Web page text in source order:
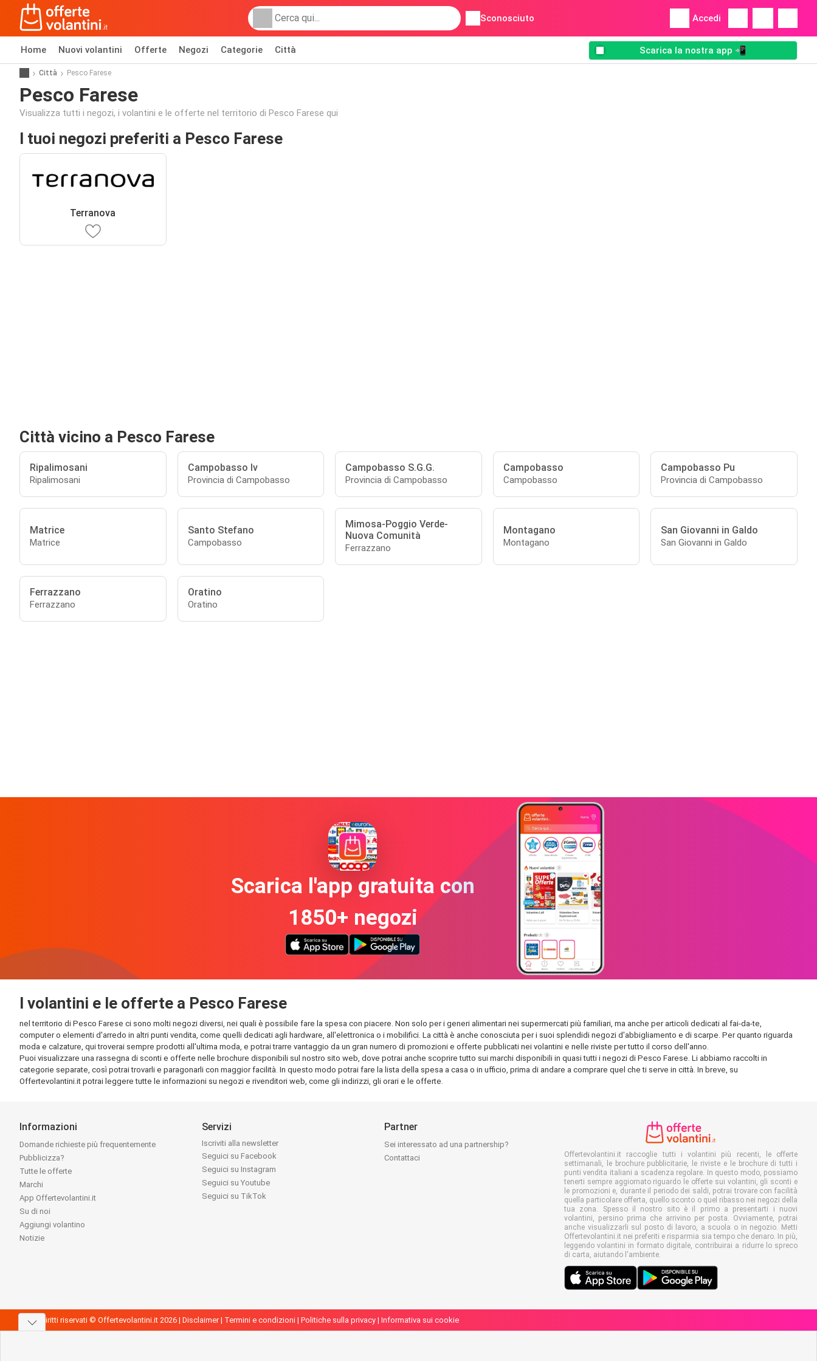
Sconosciuto Accedi
Home Nuovi volantini Offerte Negozi Categorie Città Scarica la nostra app 📲
Città Pesco Farese
Pesco Farese
Visualizza tutti i negozi, i volantini e le offerte nel territorio di Pesco Farese qui
I tuoi negozi preferiti a Pesco Farese
Terranova
Città vicino a Pesco Farese
Ripalimosani
Ripalimosani
Campobasso Iv
Provincia di Campobasso
Campobasso S.G.G.
Provincia di Campobasso
Campobasso
Campobasso
Campobasso Pu
Provincia di Campobasso
Matrice
Matrice
Santo Stefano
Campobasso
Mimosa-Poggio Verde-
Nuova Comunità
Ferrazzano
Montagano
Montagano
San Giovanni in Galdo
San Giovanni in Galdo
Ferrazzano
Ferrazzano
Oratino
Oratino
Scarica l'app gratuita con
1850+ negozi
I volantini e le offerte a Pesco Farese
nel territorio di Pesco Farese ci sono molti negozi diversi, nei quali è possibile fare la spesa con piacere. Non solo per i generi alimentari nei supermercati più familiari, ma anche per articoli dedicati al fai-da-te,
computer o elementi d'arredo in altri punti vendita, come quelli dedicati agli hardware, all'elettronica o i mobilifici. La città è anche conosciuta per i suoi splendidi negozi d'abbigliamento e di scarpe. Per quanto riguarda
moda e calzature, qui troverai sempre prodotti all'ultima moda, e potrai trarre vantaggio da un gran numero di promozioni e offerte pubblicati nei volantini e nelle riviste per tutto il corso dell'anno.
Puoi visualizzare una rassegna di sconti e offerte nelle brochure disponibili sul nostro sito web, dove potrai anche scoprire tutto sui marchi disponibili in quasi tutti i negozi di Pesco Farese. Li abbiamo raccolti in
categorie separate, così potrai trovarli e paragonarli con maggior facilità. In questo modo potrai fare la lista della spesa a casa o in ufficio, prima di andare a comprare quel che ti serve in città. In breve, su
Offertevolantini.it potrai leggere tutte le informazioni su negozi e rivenditori web, come gli indirizzi, gli orari e le offerte.
Informazioni
Domande richieste più frequentemente
Pubblicizza?
Tutte le offerte
Marchi
App Offertevolantini.it
Su di noi
Aggiungi volantino
Notizie
Servizi
Iscriviti alla newsletter
Seguici su Facebook
Seguici su Instagram
Seguici su Youtube
Seguici su TikTok
Partner
Sei interessato ad una partnership?
Contattaci
Offertevolantini.it raccoglie tutti i volantini più recenti, le offerte
settimanali, le brochure pubblicitarie, le riviste e le brochure di tutti i
punti vendita italiani a scadenza regolare. In questo modo, possiamo
tenerti sempre aggiornato riguardo le offerte sui volantini, gli sconti e
le promozioni e, durante il periodo dei saldi, potrai trovare con facilità
quella particolare offerta, quello sconto o quel ribasso nei negozi della
tua zona. Spesso il nostro sito è il primo a presentarti i nuovi
volantini, persino prima che arrivino per posta. Ovviamente, potrai
anche visualizzarli sul posto di lavoro, a scuola o in negozio. Metti
Offertevolantini.it nei preferiti e risparmia sia tempo che denaro. In più,
leggendo volantini in formato digitale, contribuirai a ridurre lo spreco
di carta, aiutando l'ambiente.
Tutti i diritti riservati © Offertevolantini.it 2026 | Disclaimer| Termini e condizioni | Politiche sulla privacy | Informativa sui cookie